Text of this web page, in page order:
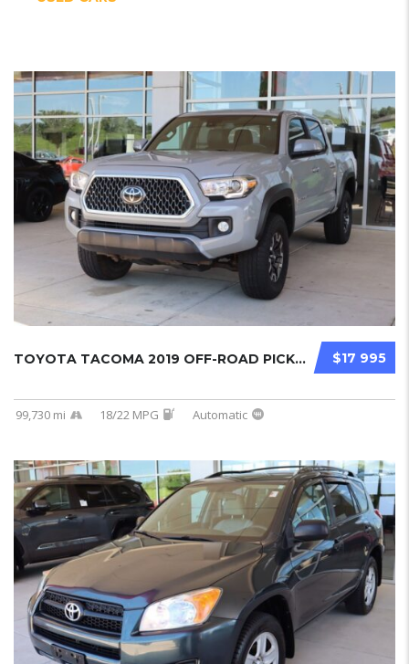
$17 995
TOYOTA TACOMA 2019 OFF-ROAD PICKUPS USED...
99,730 mi 18/22 MPG Automatic